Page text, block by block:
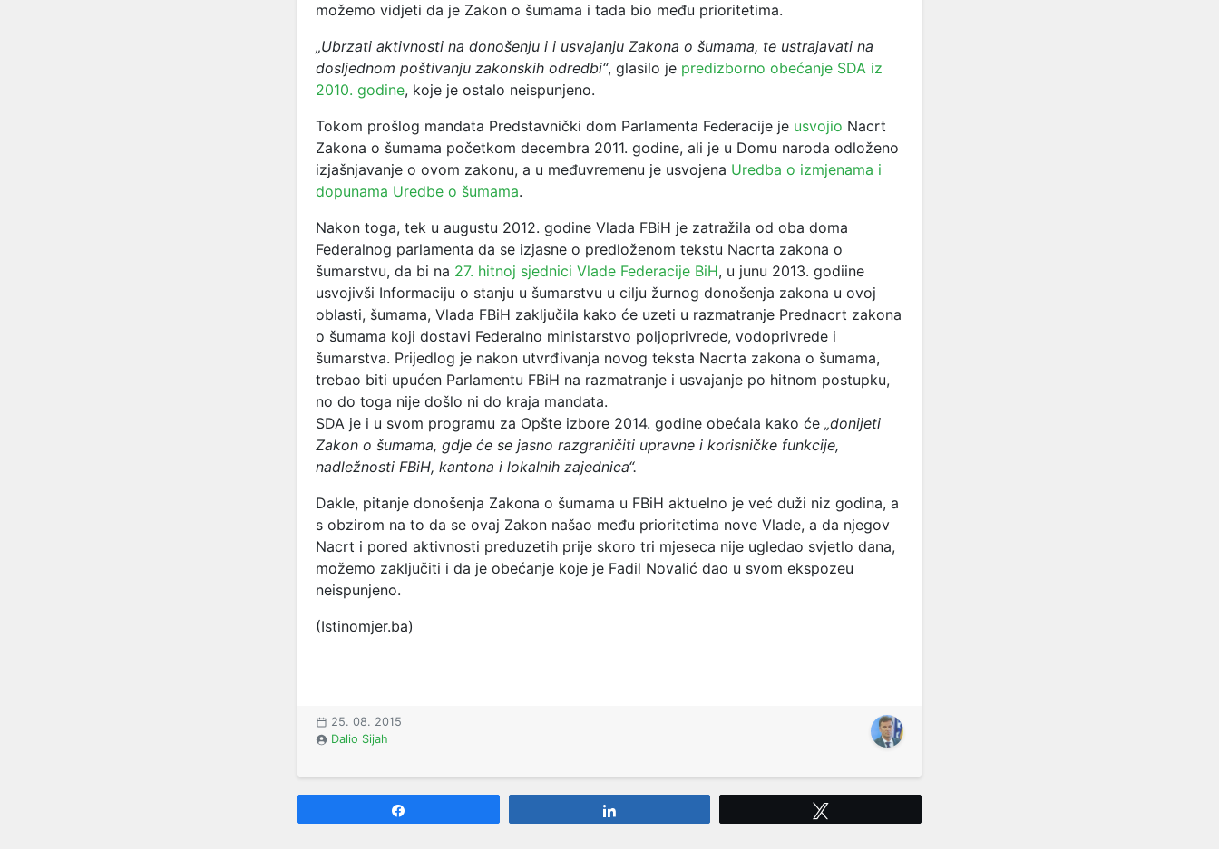
možemo vidjeti da je Zakon o šumama i tada bio među prioritetima.
„Ubrzati aktivnosti na donošenju i i usvajanju Zakona o šumama, te ustrajavati na
dosljednom poštivanju zakonskih odredbi“, glasilo je predizborno obećanje SDA iz
2010. godine, koje je ostalo neispunjeno.
Tokom prošlog mandata Predstavnički dom Parlamenta Federacije je usvojio Nacrt
Zakona o šumama početkom decembra 2011. godine, ali je u Domu naroda odloženo
izjašnjavanje o ovom zakonu, a u međuvremenu je usvojena Uredba o izmjenama i
dopunama Uredbe o šumama.
Nakon toga, tek u augustu 2012. godine Vlada FBiH je zatražila od oba doma
Federalnog parlamenta da se izjasne o predloženom tekstu Nacrta zakona o
šumarstvu, da bi na 27. hitnoj sjednici Vlade Federacije BiH, u junu 2013. godiine
usvojivši Informaciju o stanju u šumarstvu u cilju žurnog donošenja zakona u ovoj
oblasti, šumama, Vlada FBiH zaključila kako će uzeti u razmatranje Prednacrt zakona
o šumama koji dostavi Federalno ministarstvo poljoprivrede, vodoprivrede i
šumarstva. Prijedlog je nakon utvrđivanja novog teksta Nacrta zakona o šumama,
trebao biti upućen Parlamentu FBiH na razmatranje i usvajanje po hitnom postupku,
no do toga nije došlo ni do kraja mandata.
SDA je i u svom programu za Opšte izbore 2014. godine obećala kako će „donijeti
Zakon o šumama, gdje će se jasno razgraničiti upravne i korisničke funkcije,
nadležnosti FBiH, kantona i lokalnih zajednica“.
Dakle, pitanje donošenja Zakona o šumama u FBiH aktuelno je već duži niz godina, a
s obzirom na to da se ovaj Zakon našao među prioritetima nove Vlade, a da njegov
Nacrt i pored aktivnosti preduzetih prije skoro tri mjeseca nije ugledao svjetlo dana,
možemo zaključiti i da je obećanje koje je Fadil Novalić dao u svom ekspozeu
neispunjeno.
(Istinomjer.ba)
25. 08. 2015
Dalio Sijah